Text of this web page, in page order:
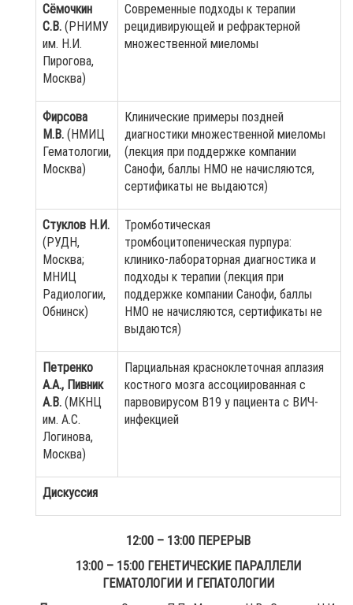
Сёмочкин
С.В.(РНИМУ
им. Н.И.
Пирогова,
Москва)
Современные подходы к терапии
рецидивирующей и рефрактерной
множественной миеломы
Фирсова
М.В.(НМИЦ
Гематологии,
Москва)
Клинические примеры поздней
диагностики множественной миеломы
(лекция при поддержке компании
Санофи, баллы НМО не начисляются,
сертификаты не выдаются)
Стуклов Н.И.
(РУДН,
Москва;
МНИЦ
Радиологии,
Обнинск)
Тромботическая
тромбоцитопеническая пурпура:
клинико-лабораторная диагностика и
подходы к терапии (лекция при
поддержке компании Санофи, баллы
НМО не начисляются, сертификаты не
выдаются)
Петренко
А.А., Пивник
А.В.(МКНЦ
им. А.С.
Логинова,
Москва)
Парциальная красноклеточная аплазия
костного мозга ассоциированная с
парвовирусом В19 у пациента с ВИЧ-
инфекцией
Дискуссия
12:00 – 13:00 ПЕРЕРЫВ
13:00 – 15:00 ГЕНЕТИЧЕСКИЕ ПАРАЛЛЕЛИ
ГЕМАТОЛОГИИ И ГЕПАТОЛОГИИ